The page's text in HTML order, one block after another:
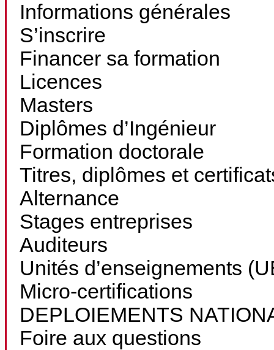
Informations générales
S’inscrire
Financer sa formation
Licences
Masters
Diplômes d’Ingénieur
Formation doctorale
Titres, diplômes et
Alternance
Stages entreprises
Auditeurs
Unités d’enseignements
Micro-certifications
DEPLOIEMENTS
Foire aux questions